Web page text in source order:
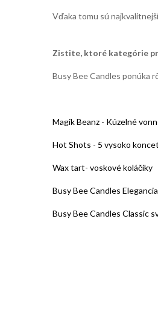
Vďaka tomu sú
Zistite, ktoré kategórie
Busy Bee Candles ponúka
Magik Beanz - Kúzelné
Hot Shots - 5 vysoko
Wax tart- voskové koláčiky
Busy Bee Candles
Busy Bee Candles Classic